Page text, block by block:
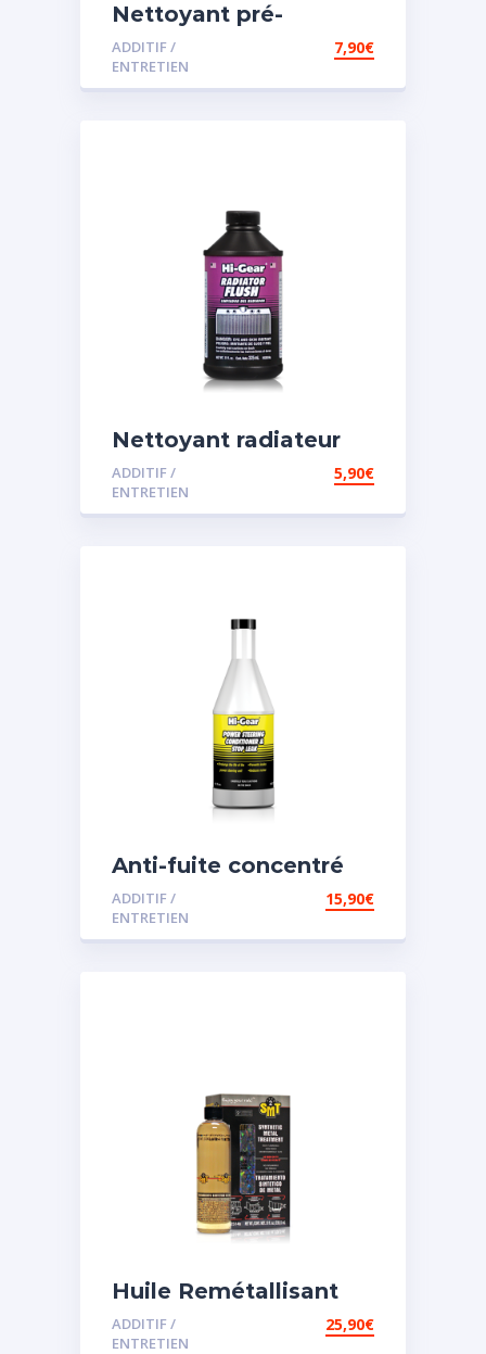
Nettoyant pré-
vidange
ADDITIF /
ENTRETIEN
7,90€
Nettoyant radiateur
ADDITIF /
ENTRETIEN
5,90€
Anti-fuite concentré
pour direction
assistée
ADDITIF /
ENTRETIEN
15,90€
Huile Remétallisant
Moteur SMT2
ADDITIF /
ENTRETIEN
25,90€